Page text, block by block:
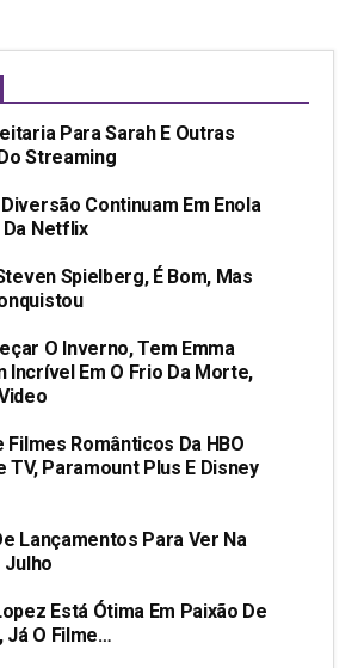
Para Sarah E Outras
Streaming
Continuam Em Enola
Netflix
Spielberg, É Bom, Mas
O Inverno, Tem Emma
Incrível Em O Frio Da Morte,
Filmes Românticos Da HBO
TV, Paramount Plus E Disney
Lançamentos Para Ver Na
Julho
Está Ótima Em Paixão De
Já O Filme…